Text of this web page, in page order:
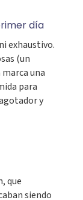
día
exhaustivo.
(un
una
para
y
que
siendo